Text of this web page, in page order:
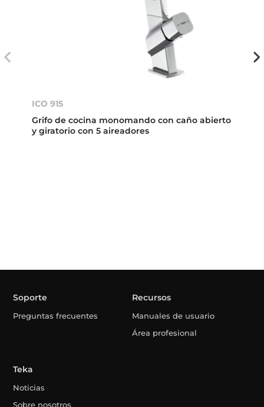
ICO 915
Grifo de cocina monomando con caño abierto
y giratorio con 5 aireadores
Soporte
Preguntas frecuentes
Recursos
Manuales de usuario
Área profesional
Teka
Noticias
Sobre nosotros